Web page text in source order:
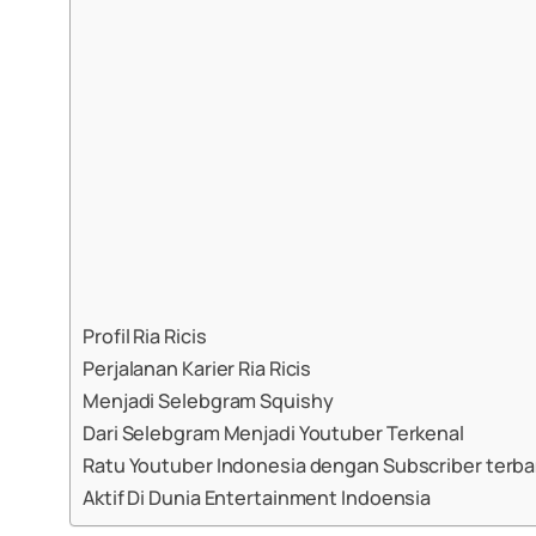
Profil Ria Ricis
Perjalanan Karier Ria Ricis
Menjadi Selebgram Squishy
Dari Selebgram Menjadi Youtuber Terkenal
Ratu Youtuber Indonesia dengan Subscriber
Aktif Di Dunia Entertainment Indoensia